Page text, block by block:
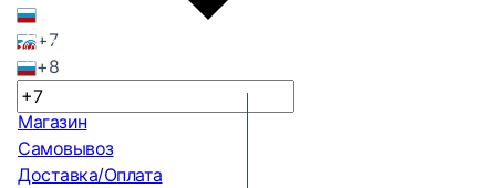
+7
+8
Магазин
Самовывоз
Доставка/Оплата